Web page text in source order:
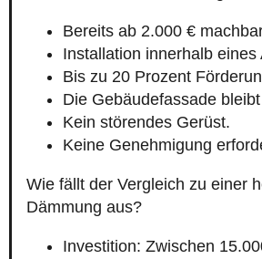
Bereits ab 2.000 €
Installation innerhalb eines
Bis zu 20 Prozent
Die Gebäudefassade
Kein störendes Gerüst.
Keine Genehmigung
Wie fällt der Vergleich zu einer
Dämmung aus?
Investition: Zwischen